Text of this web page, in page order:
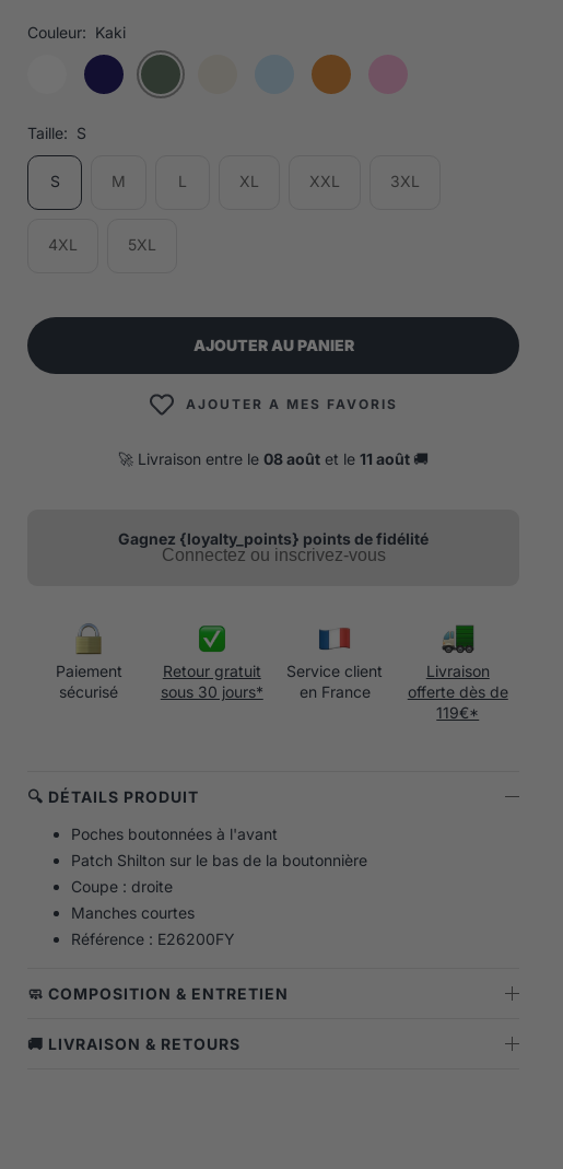
Couleur: Kaki
Taille: S
S M L XL XXL 3XL
4XL 5XL
AJOUTER AU PANIER
AJOUTER A MES FAVORIS
🚀 Livraison entre le 08 août et le 11 août 🚚
Gagnez {loyalty_points} points de fidélité
Connectez ou inscrivez-vous
Paiement
sécurisé
Retour gratuit
sous 30 jours*
Service client
en France
Livraison
offerte dès de
119€*
🔍 DÉTAILS PRODUIT
Poches boutonnées à l'avant
Patch Shilton sur le bas de la boutonnière
Coupe : droite
Manches courtes
Référence : E26200FY
🧼 COMPOSITION & ENTRETIEN
🚚 LIVRAISON & RETOURS